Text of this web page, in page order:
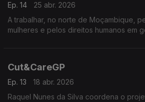
Ep. 14
25 abr. 2026
A trabalhar, no norte de Moçambique,
mulheres e pelos direitos humanos em
Cut&CareGP
Ep. 13
18 abr. 2026
Raquel Nunes da Silva coordena o